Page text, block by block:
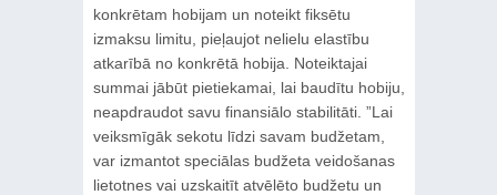
konkrētam hobijam un noteikt fiksētu
izmaksu limitu, pieļaujot nelielu elastību
atkarībā no konkrētā hobija. Noteiktajai
summai jābūt pietiekamai, lai baudītu hobiju,
neapdraudot savu finansiālo stabilitāti. ”Lai
veiksmīgāk sekotu līdzi savam budžetam,
var izmantot speciālas budžeta veidošanas
lietotnes vai uzskaitīt atvēlēto budžetu un